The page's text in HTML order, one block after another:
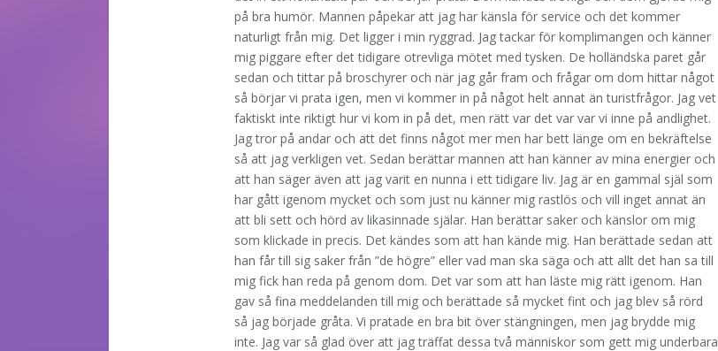
på bra humör. Mannen påpekar att jag har känsla för service och det kommer
naturligt från mig. Det ligger i min ryggrad. Jag tackar för komplimangen och känner
mig piggare efter det tidigare otrevliga mötet med tysken. De holländska paret går
sedan och tittar på broschyrer och när jag går fram och frågar om dom hittar något
så börjar vi prata igen, men vi kommer in på något helt annat än turistfrågor. Jag vet
faktiskt inte riktigt hur vi kom in på det, men rätt var det var var vi inne på andlighet.
Jag tror på andar och att det finns något mer men har bett länge om en bekräftelse
så att jag verkligen vet. Sedan berättar mannen att han känner av mina energier och
att han säger även att jag varit en nunna i ett tidigare liv. Jag är en gammal själ som
har gått igenom mycket och som just nu känner mig rastlös och vill inget annat än
att bli sett och hörd av likasinnade själar. Han berättar saker och känslor om mig
som klickade in precis. Det kändes som att han kände mig. Han berättade sedan att
han får till sig saker från ”de högre” eller vad man ska säga och att allt det han sa till
mig fick han reda på genom dom. Det var som att han läste mig rätt igenom. Han
gav så fina meddelanden till mig och berättade så mycket fint och jag blev så rörd
så jag började gråta. Vi pratade en bra bit över stängningen, men jag brydde mig
inte. Jag var så glad över att jag träffat dessa två människor som gett mig underbara